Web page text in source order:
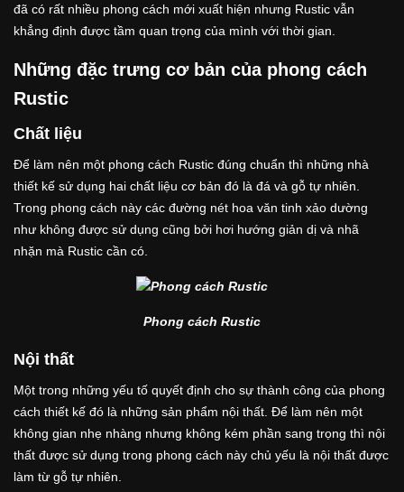
đã có rất nhiều phong cách mới xuất hiện nhưng Rustic vẫn
khẳng định được tầm quan trọng của mình với thời gian.
Những đặc trưng cơ bản của phong cách
Rustic
Chất liệu
Để làm nên một phong cách Rustic đúng chuẩn thì những nhà
thiết kế sử dụng hai chất liệu cơ bản đó là đá và gỗ tự nhiên.
Trong phong cách này các đường nét hoa văn tinh xảo dường
như không được sử dụng cũng bởi hơi hướng giản dị và nhã
nhặn mà Rustic cần có.
Phong cách Rustic
Nội thất
Một trong những yếu tố quyết định cho sự thành công của phong
cách thiết kế đó là những sản phẩm nội thất. Để làm nên một
không gian nhẹ nhàng nhưng không kém phần sang trọng thì nội
thất được sử dụng trong phong cách này chủ yếu là nội thất được
làm từ gỗ tự nhiên.